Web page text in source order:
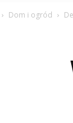
Dom i ogród